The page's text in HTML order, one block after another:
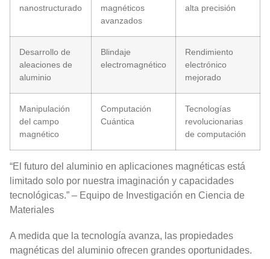
nanostructurado
magnéticos
avanzados
alta precisión
Desarrollo de
aleaciones de
aluminio
Blindaje
electromagnético
Rendimiento
electrónico
mejorado
Manipulación
del campo
magnético
Computación
Cuántica
Tecnologías
revolucionarias
de computación
“El futuro del aluminio en aplicaciones magnéticas está
limitado solo por nuestra imaginación y capacidades
tecnológicas.” – Equipo de Investigación en Ciencia de
Materiales
A medida que la tecnología avanza, las propiedades
magnéticas del aluminio ofrecen grandes oportunidades.